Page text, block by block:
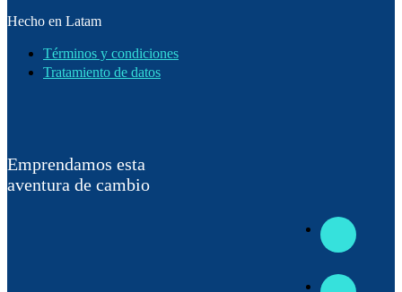
Hecho en Latam
Términos y condiciones
Tratamiento de datos
Emprendamos esta
aventura de cambio